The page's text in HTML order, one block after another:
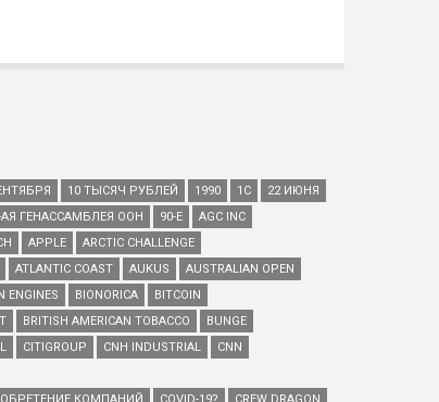
10 ТЫСЯЧ РУБЛЕЙ 1990 1С
22 ИЮНЯ
АЯ ГЕНАССАМБЛЕЯ ООН 90-Е
AGC INC
APPLE
ARCTIC CHALLENGE
ATLANTIC COAST AUKUS
AUSTRALIAN OPEN
ENGINES BIONORICA
BITCOIN
BRITISH AMERICAN TOBACCO
BUNGE
CITIGROUP CNH INDUSTRIAL
CNN